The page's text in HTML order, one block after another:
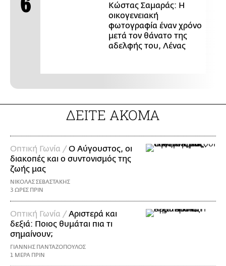
Κώστας Σαμαράς: Η
οικογενειακή
φωτογραφία έναν χρόνο
μετά τον θάνατο της
αδελφής του, Λένας
ΔΕΙΤΕ ΑΚΟΜΑ
Οπτική Γωνία /Ο Αύγουστος, οι
διακοπές και ο συντονισμός της
ζωής μας
ΝΙΚΟΛΑΣ ΣΕΒΑΣΤΑΚΗΣ
3 ΩΡΕΣ ΠΡΙΝ
Οπτική Γωνία /Αριστερά και
δεξιά: Ποιος θυμάται πια τι
σημαίνουν;
ΓΙΑΝΝΗΣ ΠΑΝΤΑΖΟΠΟΥΛΟΣ
1 ΜΕΡΑ ΠΡΙΝ